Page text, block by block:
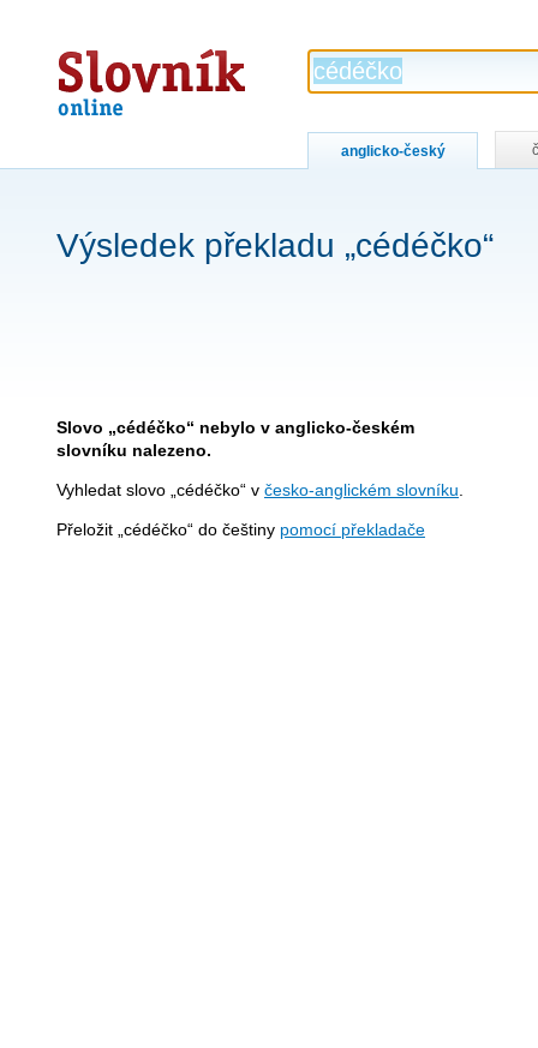
Slovník
online
anglicko-český
Výsledek překladu „cédéčko“
Slovo „cédéčko“ nebylo v anglicko-českém
slovníku nalezeno.
Vyhledat slovo „cédéčko“ v česko-anglickém slovníku
Přeložit „cédéčko“ do češtiny pomocí překladače